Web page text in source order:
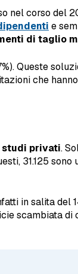
nel corso del
e
di taglio
Queste
che hanno
studi privati.
31.125 sono
in salita del
scambiata